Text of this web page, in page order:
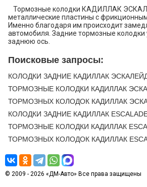
Тормозные колодки КАДИЛЛАК
металлические пластины с
Именно благодаря им происходит
автомобиля. Задние тормозные колодки
заднюю ось.
Поисковые запросы:
КОЛОДКИ ЗАДНИЕ КАДИЛЛАК
ТОРМОЗНЫЕ КОЛОДКИ КАДИЛЛАК
ТОРМОЗНЫХ КОЛОДОК КАДИЛЛАК
КОЛОДКИ ЗАДНИЕ КАДИЛЛАК
ТОРМОЗНЫЕ КОЛОДКИ КАДИЛЛАК
ТОРМОЗНЫХ КОЛОДОК КАДИЛЛАК
© 2009 - 2026 «ДМ-Авто» Все права защищены